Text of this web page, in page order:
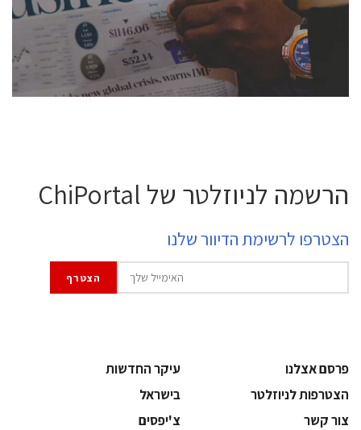
professional experts, and senior executives.
לחץ לפרטים
הרשמה לניוזלטר של ChiPortal
הצטרפו לרשימת הדיוור שלנו
פרסם אצלנו
עיקר החדשות
הצטרפות לניוזלטר
בישראל
צור קשר
צ'יפסים